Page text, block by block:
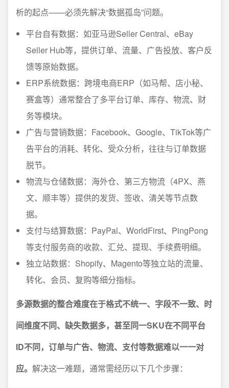
析的起点——必须先解决“数据孤岛”问题。
平台自有数据：如亚马逊Seller Central、eBay
Seller Hub等，提供订单、流量、广告投放、客户反
馈等原始数据。
ERP系统数据：跨境电商ERP（如马帮、店小秘、
赛盒等）通常整合了多平台订单、库存、物流、财
务等模块。
广告与营销数据：Facebook、Google、TikTok等广
告平台的消耗、转化、受众分析，往往与订单数据
脱节。
物流与仓储数据：海外仓、第三方物流（4PX、燕
文、顺丰等）提供的发货、签收、清关等节点数
据。
支付与结算数据：PayPal、WorldFirst、PingPong
等支付服务商的收款、汇兑、提现、手续费明细。
独立站数据：Shopify、Magento等独立站的流量、
转化、会员、复购等细分指标。
多源数据的整合难度在于格式不统一、字段不一致、时
间维度不同、缺失数据多，甚至同一SKU在不同平台
ID不同，订单与广告、物流、支付等数据难以一一对
应。 解决这一难题，通常需经历以下几个步骤：